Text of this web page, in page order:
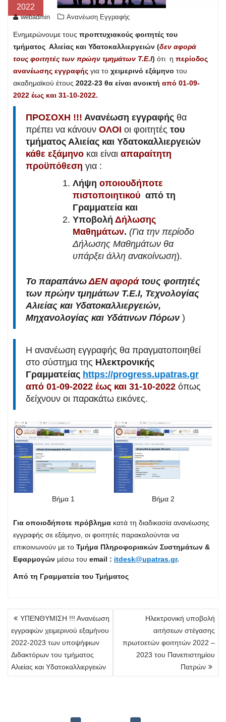
2022
webadmin Ανανέωση Εγγραφής
Ενημερώνουμε τους προπτυχιακούς φοιτητές του
τμήματος Αλιείας και Υδατοκαλλιεργειών (δεν αφορά
τους φοιτητές των πρώην τμημάτων Τ.Ε.Ι) ότι η περίοδος
ανανέωσης εγγραφής για το χειμερινό εξάμηνο του
ακαδημαϊκού έτους 2022-23 θα είναι ανοικτή από 01-09-
2022 έως και 31-10-2022.
ΠΡΟΣΟΧΗ !!! Ανανέωση εγγραφής θα
πρέπει να κάνουν ΟΛΟΙ οι φοιτητές του
τμήματος Αλιείας και Υδατοκαλλιεργειών
κάθε εξάμηνο και είναι απαραίτητη
προϋπόθεση για :
Λήψη οποιουδήποτε
πιστοποιητικούαπό τη
Γραμματεία και
Υποβολή Δήλωσης
Μαθημάτων. (Για την περίοδο
Δήλωσης Μαθημάτων θα
υπάρξει άλλη ανακοίνωση).
Το παραπάνωΔΕΝαφορά τους φοιτητές
των πρώην τμημάτων Τ.Ε.Ι, Τεχνολογίας
Αλιείας και Υδατοκαλλιεργειών,
Μηχανολογίας και Υδάτινων Πόρων )
Η ανανέωση εγγραφής θα πραγματοποιηθεί
στο σύστημα της Ηλεκτρονικής
Γραμματείας https://progress.upatras.gr
από 01-09-2022 έως και 31-10-2022 όπως
δείχνουν οι παρακάτω εικόνες.
Βήμα 1 Βήμα 2
Για οποιοδήποτε πρόβλημα κατά τη διαδικασία ανανέωσης
εγγραφής σε εξάμηνο, οι φοιτητές παρακαλούνται να
επικοινωνούν με το Τμήμα Πληροφοριακών Συστημάτων &
Εφαρμογών μέσω του email : itdesk@upatras.gr.
Από τη Γραμματεία του Τμήματος
Πλοήγηση
ΥΠΕΝΘΥΜΙΣΗ !!! Ανανέωση
εγγραφών χειμερινού εξαμήνου
2022-2023 των υποψήφιων
Διδακτόρων του τμήματος
Αλιείας και Υδατοκαλλιεργειών
Ηλεκτρονική υποβολή
αιτήσεων στέγασης
πρωτοετών φοιτητών 2022 –
2023 του Πανεπιστημίου
Πατρών